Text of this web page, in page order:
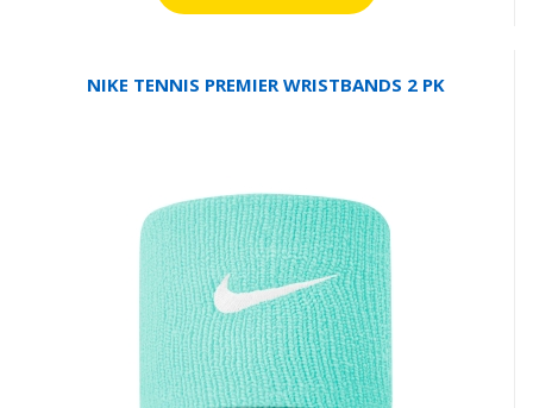
NIKE TENNIS PREMIER WRISTBANDS 2 PK